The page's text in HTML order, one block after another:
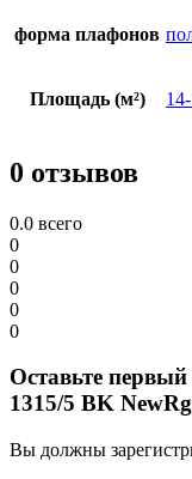
форма плафонов
Площадь (м²)
0 отзывов
0.0 всего
0
0
0
0
0
Оставьте
1315/5 BK
Вы должны